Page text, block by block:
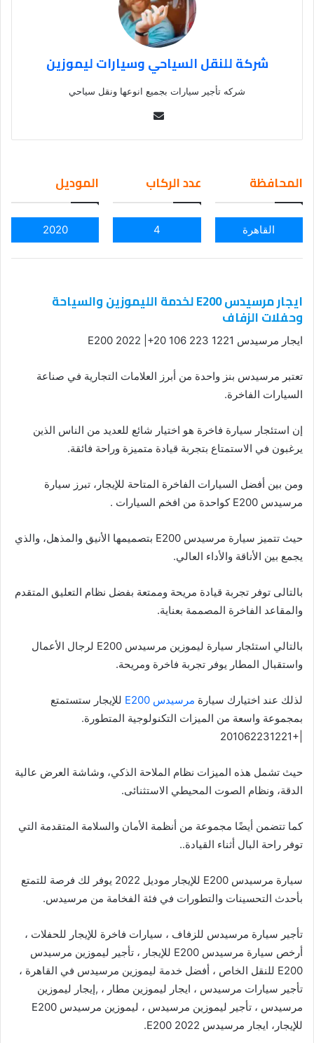
شركة للنقل السياحي وسيارات ليموزين
شركه تأجير سيارات بجميع انوعها ونقل سياحي
ail
المحافظة
القاهرة
عدد الركاب
4
الموديل
2020
ايجار مرسيدس E200 لخدمة الليموزين والسياحة
وحفلات الزفاف
ايجار مرسيدس E200 2022 |+20 106 223 1221
تعتبر مرسيدس بنز واحدة من أبرز العلامات التجارية في صناعة
السيارات الفاخرة.
إن استئجار سيارة فاخرة هو اختيار شائع للعديد من الناس الذين
يرغبون في الاستمتاع بتجربة قيادة متميزة وراحة فائقة.
ومن بين أفضل السيارات الفاخرة المتاحة للإيجار، تبرز سيارة
مرسيدس E200 كواحدة من افخم السيارات .
حيث تتميز سيارة مرسيدس E200 بتصميمها الأنيق والمذهل، والذي
يجمع بين الأناقة والأداء العالي.
بالتالى توفر تجربة قيادة مريحة وممتعة بفضل نظام التعليق المتقدم
والمقاعد الفاخرة المصممة بعناية.
بالتالي استئجار سيارة ليموزين مرسيدس E200 لرجال الأعمال
واستقبال المطار يوفر تجربة فاخرة ومريحة.
لذلك عند اختيارك سيارة مرسيدس E200
للإيجار ستستمتع
بمجموعة واسعة من الميزات التكنولوجية المتطورة.
|+201062231221
حيث تشمل هذه الميزات نظام الملاحة الذكي، وشاشة العرض عالية
الدقة، ونظام الصوت المحيطي الاستثنائى.
كما تتضمن أيضًا مجموعة من أنظمة الأمان والسلامة المتقدمة التي
توفر راحة البال أثناء القيادة..
سيارة مرسيدس E200 للإيجار موديل 2022 يوفر لك فرصة للتمتع
بأحدث التحسينات والتطورات في فئة الفخامة من مرسيدس.
تأجير سيارة مرسيدس للزفاف ، سيارات فاخرة للإيجار للحفلات ،
أرخص سيارة مرسيدس E200 للإيجار ، تأجير ليموزين مرسيدس
E200 للنقل الخاص ، أفضل خدمة ليموزين مرسيدس في القاهرة ،
تأجير سيارات مرسيدس ، ايجار ليموزين مطار ، ,إيجار ليموزين
مرسيدس ، تأجير ليموزين مرسيدس ، ليموزين مرسيدس E200
للإيجار، ايجار مرسيدس E200 2022.